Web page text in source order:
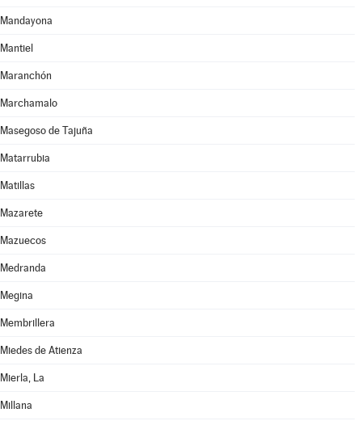
Mandayona
Mantiel
Maranchón
Marchamalo
Masegoso de Tajuña
Matarrubia
Matillas
Mazarete
Mazuecos
Medranda
Megina
Membrillera
Miedes de Atienza
Mierla, La
Millana